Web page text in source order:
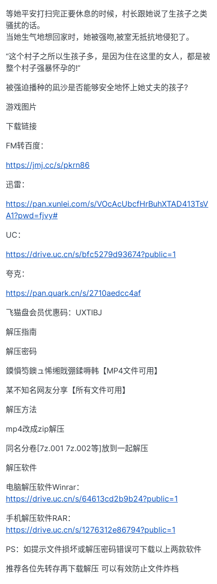
等她平安打扫完正要休息的时候，村长跟她说了生孩子之类
骚扰的话。
当她生气地想回家时，她被强吻,被室无抵抗地侵犯了。
“这个村子之所以生孩子多，是因为住在这里的女人，都是被
整个村子强暴怀孕的!”
被强迫播种的凪沙是否能够安全地怀上她丈夫的孩子?
游戏图片
下载链接
FM转百度：
https://jmj.cc/s/pkrn86
迅雷：
https://pan.xunlei.com/s/VOcAcUbcfHrBuhXTAD413TsV
A1?pwd=fjvy#
UC：
https://drive.uc.cn/s/bfc5279d93674?public=1
夸克：
https://pan.quark.cn/s/2710aedcc4af
飞猫盘会员优惠码：UXTIBJ
解压指南
解压密码
鏌愪笉鐭ュ悕缃戝弸鍒嗕韩【MP4文件可用】
某不知名网友分享【所有文件可用】
解压方法
mp4改成zip解压
同名分卷[7z.001 7z.002等]放到一起解压
解压软件
电脑解压软件Winrar：
https://drive.uc.cn/s/64613cd2b9b24?public=1
手机解压软件RAR：
https://drive.uc.cn/s/1276312e86794?public=1
PS：如提示文件损坏或解压密码错误可下载以上两款软件
推荐各位先转存再下载解压 可以有效防止文件炸档